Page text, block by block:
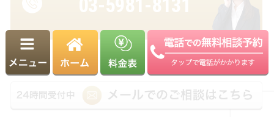
03-5981-8131
受付時間 9:00～18:00（平日）
※土日・祝日も相談可能（要予約）